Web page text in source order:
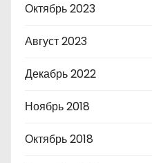
Октябрь 2023
Август 2023
Декабрь 2022
Ноябрь 2018
Октябрь 2018